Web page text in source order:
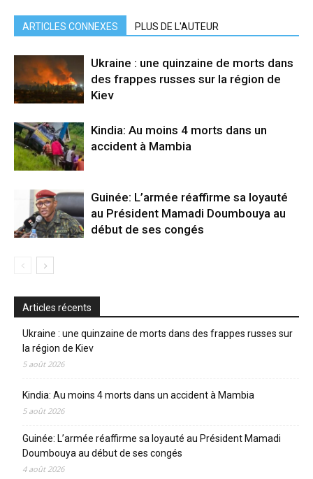
ARTICLES CONNEXES PLUS DE L'AUTEUR
Ukraine : une quinzaine de morts dans
des frappes russes sur la région de
Kiev
Kindia: Au moins 4 morts dans un
accident à Mambia
Guinée: L’armée réaffirme sa loyauté
au Président Mamadi Doumbouya au
début de ses congés
Articles récents
Ukraine : une quinzaine de morts dans des frappes russes sur
la région de Kiev
5 août 2026
Kindia: Au moins 4 morts dans un accident à Mambia
5 août 2026
Guinée: L’armée réaffirme sa loyauté au Président Mamadi
Doumbouya au début de ses congés
4 août 2026